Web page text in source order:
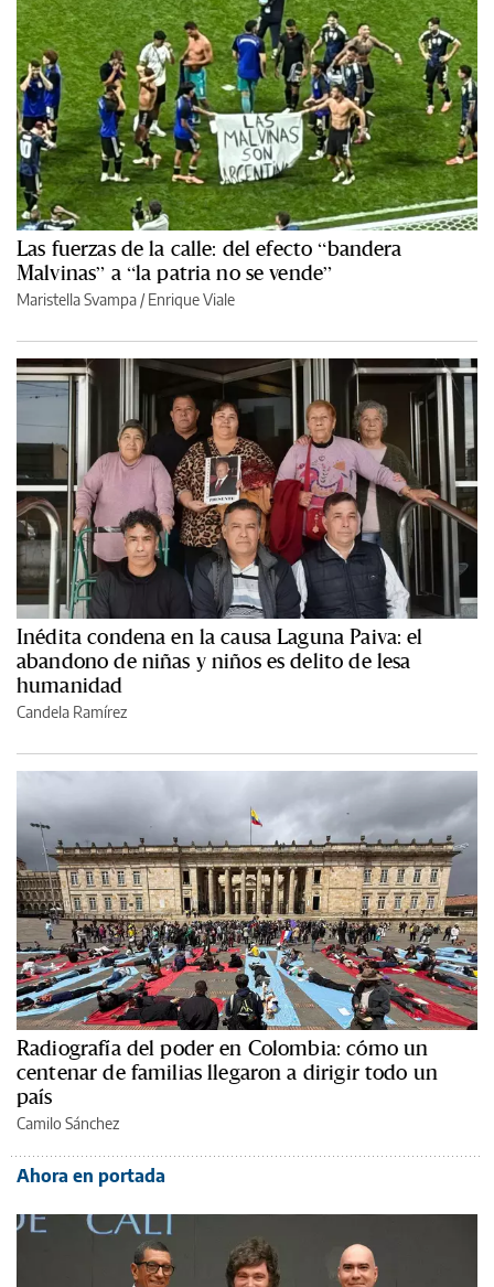
Las fuerzas de la calle: del efecto “bandera
Malvinas” a “la patria no se vende”
Maristella Svampa /Enrique Viale
Inédita condena en la causa Laguna Paiva: el
abandono de niñas y niños es delito de lesa
humanidad
Candela Ramírez
Radiografía del poder en Colombia: cómo un
centenar de familias llegaron a dirigir todo un
país
Camilo Sánchez
Ahora en portada